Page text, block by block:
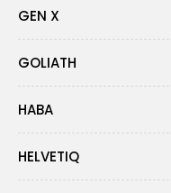
GEN X
GOLIATH
HABA
HELVETIQ